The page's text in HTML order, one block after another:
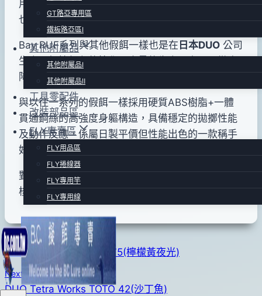
GT路亞專用區
鐵板路亞區Ⅰ
其他附屬品
其他附屬品Ⅰ
其他附屬品Ⅱ
工具零配件
改裝部品區
FLY專賣區
FLY用品區
FLY捲線器
FLY專用竿
FLY專用線
月
10
日
用的假餌，因為使用容易、飛行距離遠，價格平實
也是一個重要的性能考量。
Bay RUF系列與其他假餌一樣也是在 日本DUO 公司
生產，根據顏色的簡化及大量的生產，實現了徹底
降低成本卻合理價格的設定。
與以往一系列的假餌一樣採用硬質ABS樹脂+一體
貫通鋼絲的高強度身軀構造，具備穩定的拋擲性能
及動作反應，係屬日製平價但性能出色的一款稱手
好使用的顫泳型假餌。
對象魚為~白帶魚、土魠魚、海鱸魚、煙仔魚、竹
梭、牛港鰺等.
文
章
導
Previous
DUO Bay RUF V-90.V-75(檸檬黃夜光)
Next
DUO Tetra Works TOTO 42(沙丁魚)